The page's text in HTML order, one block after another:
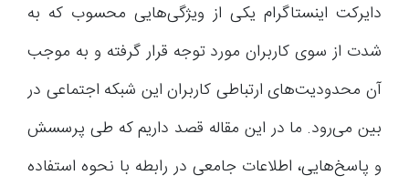
دایرکت اینستاگرام یکی از ویژگی‌هایی محسوب که به
شدت از سوی کاربران مورد توجه قرار گرفته و به موجب
آن محدودیت‌های ارتباطی کاربران این شبکه اجتماعی در
بین می‌رود. ما در این مقاله قصد داریم که طی پرسسش
و پاسخ‌هایی، اطلاعات جامعی در رابطه با نحوه استفاده